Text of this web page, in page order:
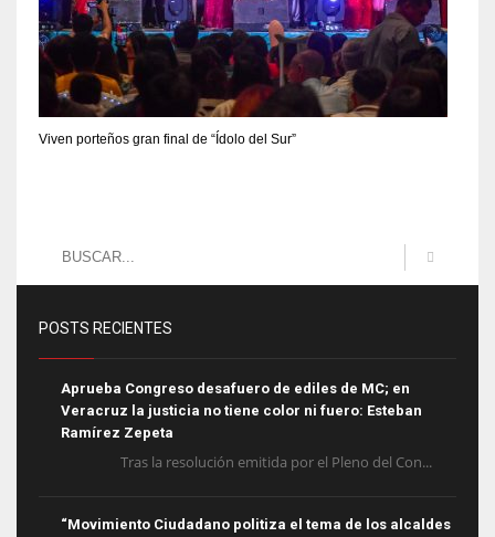
Viven porteños gran final de “Ídolo del Sur”
POSTS RECIENTES
Aprueba Congreso desafuero de ediles de MC; en
Veracruz la justicia no tiene color ni fuero: Esteban
Ramírez Zepeta
Tras la resolución emitida por el Pleno del Con...
“Movimiento Ciudadano politiza el tema de los alcaldes